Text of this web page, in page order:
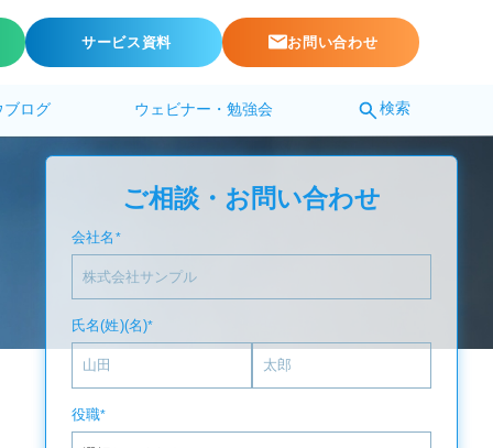
サービス資料 お問い合わせ
ブログ ウェビナー・勉強会 検索
ご相談・お問い合わせ
会社名 *
氏名(姓)(名)*
役職*